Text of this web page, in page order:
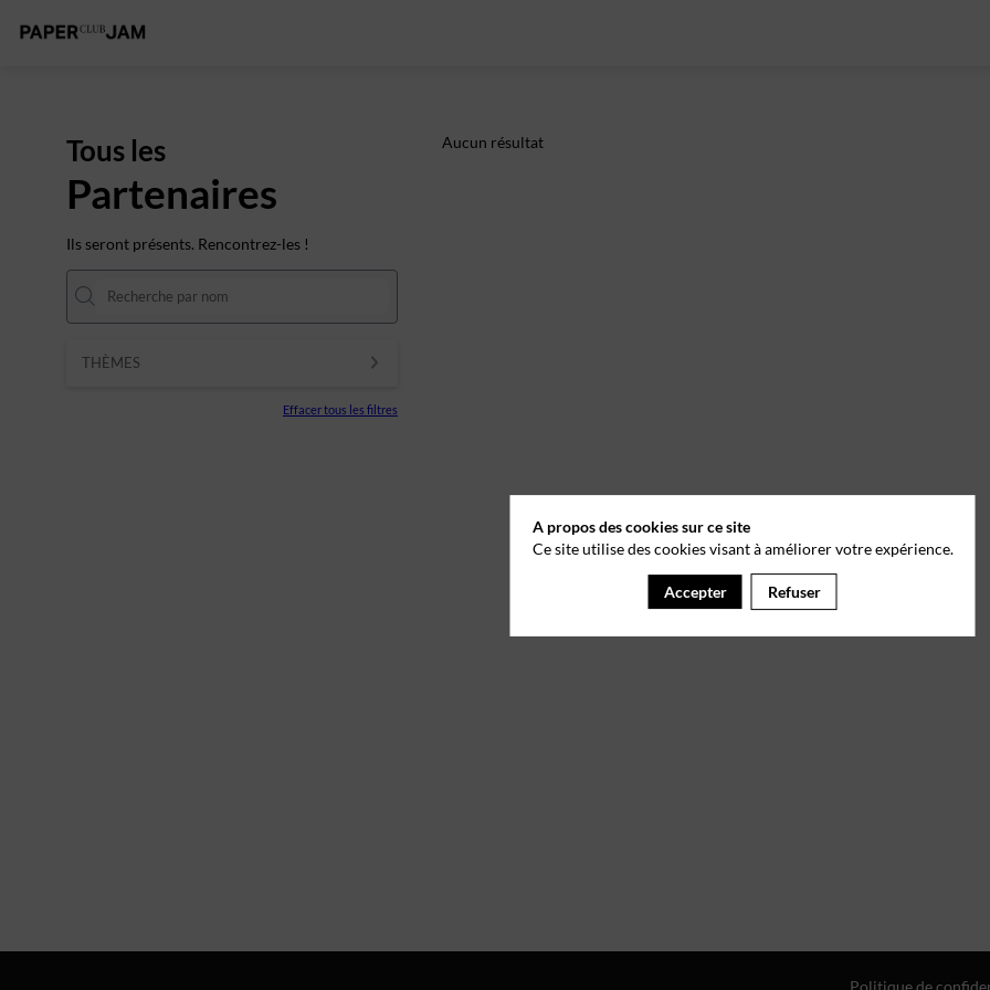
Tous les
Partenaires
Ils seront présents. Rencontrez-les !
THÈMES
Effacer tous les filtres
Aucun résultat
A propos des cookies sur ce site
Ce site utilise des cookies visant à améliorer votre expérience.
Accepter Refuser